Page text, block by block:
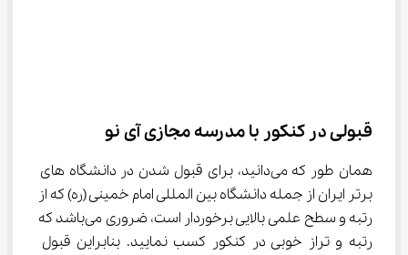
قبولی در کنکور با مدرسه مجازی آی نو
همان طور که می‌دانید، برای قبول شدن در دانشگاه های
برتر ایران از جمله دانشگاه بین المللی امام خمینی (ره) که از
رتبه و سطح علمی بالایی برخوردار است، ضروری می‌باشد که
رتبه و تراز خوبی در کنکور کسب نمایید. بنابراین قبول